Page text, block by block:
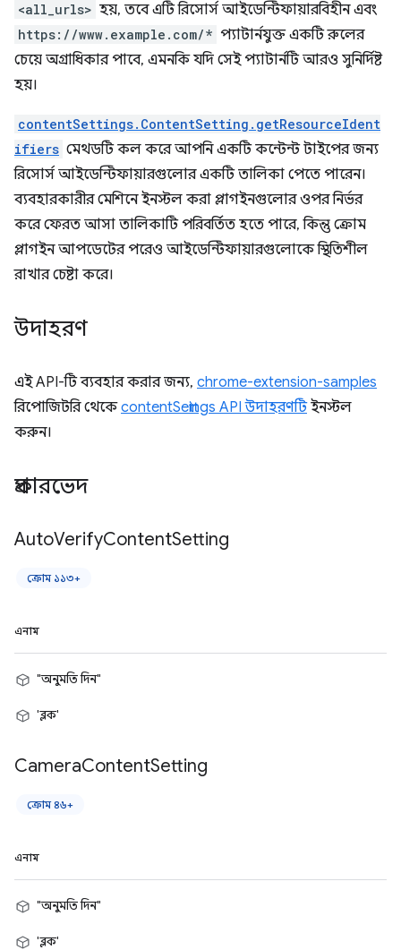
<all_urls> হয়, তবে এটি রিসোর্স আইডেন্টিফায়ারবিহীন এবং
https://www.example.com/* প্যাটার্নযুক্ত একটি রুলের
চেয়ে অগ্রাধিকার পাবে, এমনকি যদি সেই প্যাটার্নটি আরও সুনির্দিষ্ট
হয়।
contentSettings.ContentSetting.getResourceIdent
ifiers মেথডটি কল করে আপনি একটি কন্টেন্ট টাইপের জন্য
রিসোর্স আইডেন্টিফায়ারগুলোর একটি তালিকা পেতে পারেন।
ব্যবহারকারীর মেশিনে ইনস্টল করা প্লাগইনগুলোর ওপর নির্ভর
করে ফেরত আসা তালিকাটি পরিবর্তিত হতে পারে, কিন্তু ক্রোম
প্লাগইন আপডেটের পরেও আইডেন্টিফায়ারগুলোকে স্থিতিশীল
রাখার চেষ্টা করে।
উদাহরণ
এই API-টি ব্যবহার করার জন্য, chrome-extension-samples
রিপোজিটরি থেকেcontentSettings API উদাহরণটিইনস্টল
করুন।
প্রকারভেদ
AutoVerifyContentSetting
ক্রোম ১১৩+
এনাম
"অনুমতি দিন"
'ব্লক'
CameraContentSetting
ক্রোম ৪৬+
এনাম
"অনুমতি দিন"
'ব্লক'